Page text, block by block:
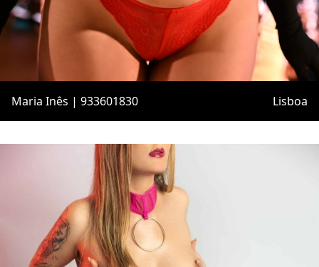
Maria Inês | 933601830 Lisboa